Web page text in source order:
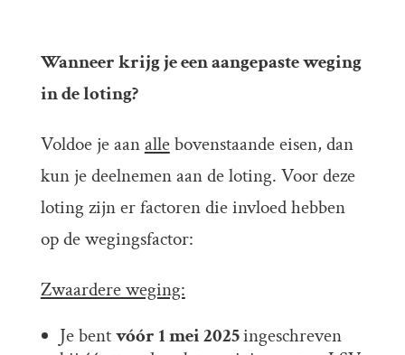
Wanneer krijg je een aangepaste weging
in de loting?
Voldoe je aan allebovenstaande eisen, dan
kun je deelnemen aan de loting. Voor deze
loting zijn er factoren die invloed hebben
op de wegingsfactor:
Zwaardere weging:
Je bentvóór 1 mei 2025ingeschreven